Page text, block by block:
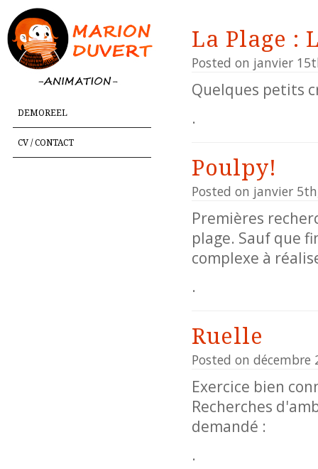
DEMOREEL
CV / CONTACT
La Plage :
Posted on janvier
Quelques petits
.
Poulpy!
Posted on janvier
Premières
plage. Sauf que
complexe à
.
Ruelle
Posted on
Exercice bien
Recherches
demandé :
.